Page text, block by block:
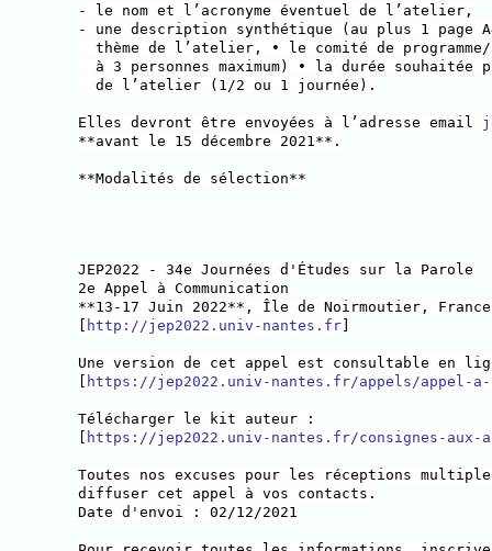
- le nom et l’acronyme éventuel de l’atelier,
- une description synthétique (au plus 1 page
thème de l’atelier, • le comité de
à 3 personnes maximum) • la durée
de l’atelier (1/2 ou 1 journée).
Elles devront être envoyées à l’adresse email
**avant le 15 décembre 2021**.
**Modalités de sélection**
JEP2022 - 34e Journées d'Études sur la Parole
2e Appel à Communication
**13-17 Juin 2022**, Île de Noirmoutier,
http://jep2022.univ-nantes.fr
Une version de cet appel est consultable en
https://jep2022.univ-nantes.fr/appels/appel-a-
Télécharger le kit auteur :
https://jep2022.univ-nantes.fr/consignes-aux-
Toutes nos excuses pour les réceptions
diffuser cet appel à vos contacts.
Date d'envoi : 02/12/2021